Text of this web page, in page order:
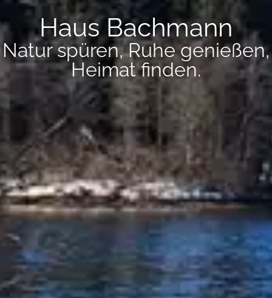
Haus Bachmann
Natur spüren, Ruhe genießen,
Heimat finden.